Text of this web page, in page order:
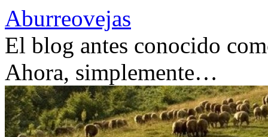
Saltar
al
contenido
Aburreovejas
El blog antes conocido
Ahora, simplemente…